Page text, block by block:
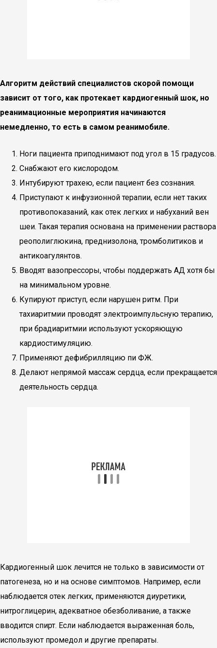
Алгоритм действий специалистов скорой помощи
зависит от того, как протекает кардиогенный шок, но
реанимационные мероприятия начинаются
немедленно, то есть в самом реанимобиле.
Ноги пациента приподнимают под угол в 15 градусов.
Снабжают его кислородом.
Интубируют трахею, если пациент без сознания.
Приступают к инфузионной терапии, если нет таких
противопоказаний, как отек легких и набуханий вен
шеи. Такая терапия основана на применении раствора
реополиглюкина, преднизолона, тромболитиков и
антикоагулянтов.
Вводят вазопрессоры, чтобы поддержать АД хотя бы
на минимальном уровне.
Купируют приступ, если нарушен ритм. При
тахиаритмии проводят электроимпульсную терапию,
при брадиаритмии используют ускоряющую
кардиостимуляцию.
Применяют дефибрилляцию пи ФЖ.
Делают непрямой массаж сердца, если прекращается
деятельность сердца.
Кардиогенный шок лечится не только в зависимости от
патогенеза, но и на основе симптомов. Например, если
наблюдается отек легких, применяются диуретики,
нитроглицерин, адекватное обезболивание, а также
вводится спирт. Если наблюдается выраженная боль,
используют промедол и другие препараты.